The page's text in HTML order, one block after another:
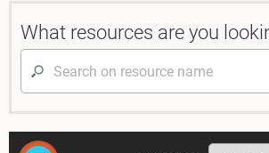
What resources are you